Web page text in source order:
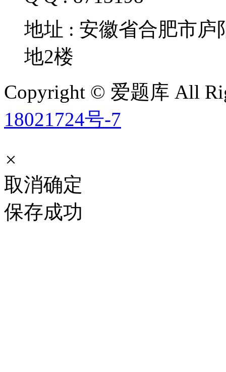
地址 : 安徽省合肥市
地2楼
Copyright © 爱题库 All
18021724号-7
×
取消确定
保存成功